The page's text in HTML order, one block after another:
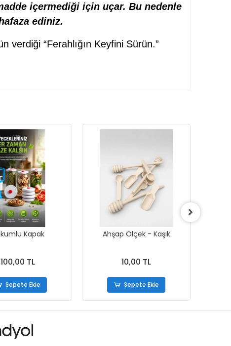
içermediği için uçar. Bu nedenle
ediniz.
verdiği “Ferahlığın Keyfini Sürün.”
Kapak
100,00 TL
Sepete Ekle
Ahşap Ölçek - Kaşık
10,00 TL
Sepete Ekle